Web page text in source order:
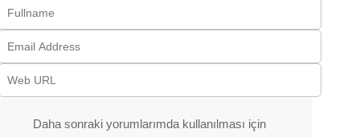
Daha sonraki yorumlarımda kullanılması için